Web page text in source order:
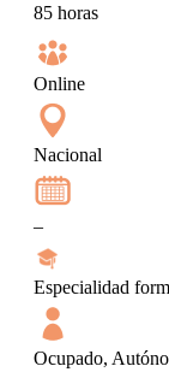
85 horas
Online
Nacional
–
Especialidad
Ocupado,